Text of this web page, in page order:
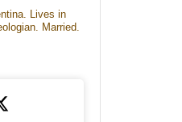
Lives in
Married.